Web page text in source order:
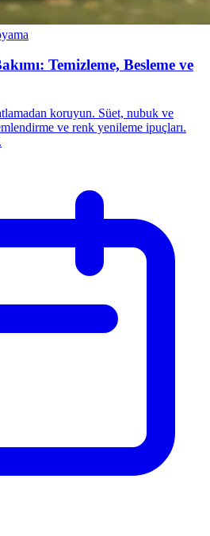
Temizleme, Besleme ve
koruyun. Süet, nubuk ve
ve renk yenileme ipuçları.